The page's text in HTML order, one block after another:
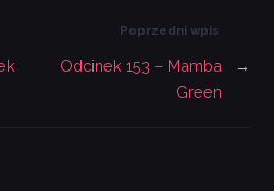
Poprzedni wpis
Odcinek 153 – Mamba
Green
→